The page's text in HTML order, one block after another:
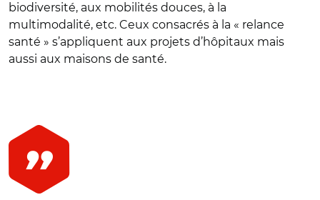
biodiversité, aux mobilités douces, à la
multimodalité, etc. Ceux consacrés à la « relance
santé » s’appliquent aux projets d’hôpitaux mais
aussi aux maisons de santé.